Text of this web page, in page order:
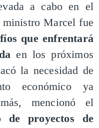
a cabo en el
ministro Marcel fue
que enfrentará
en los próximos
la necesidad de
económico ya
mencionó el
de proyectos de